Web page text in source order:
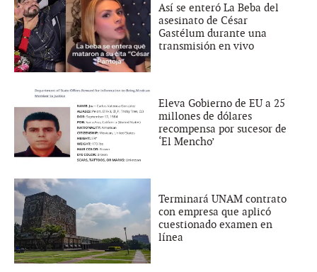
Así se enteró La Beba del
asesinato de César
Gastélum durante una
transmisión en vivo
Eleva Gobierno de EU a 25
millones de dólares
recompensa por sucesor de
‘El Mencho’
Terminará UNAM contrato
con empresa que aplicó
cuestionado examen en
línea